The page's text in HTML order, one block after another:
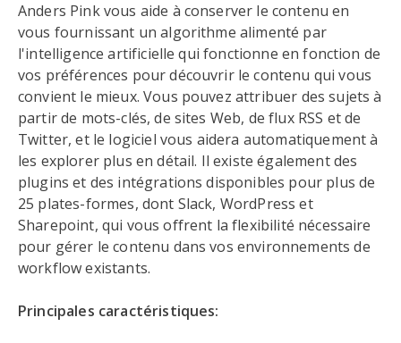
Anders Pink vous aide à conserver le contenu en
vous fournissant un algorithme alimenté par
l'intelligence artificielle qui fonctionne en fonction de
vos préférences pour découvrir le contenu qui vous
convient le mieux. Vous pouvez attribuer des sujets à
partir de mots-clés, de sites Web, de flux RSS et de
Twitter, et le logiciel vous aidera automatiquement à
les explorer plus en détail. Il existe également des
plugins et des intégrations disponibles pour plus de
25 plates-formes, dont Slack, WordPress et
Sharepoint, qui vous offrent la flexibilité nécessaire
pour gérer le contenu dans vos environnements de
workflow existants.
Principales caractéristiques: